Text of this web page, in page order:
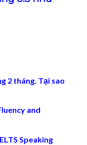
2 tháng. Tại sao
and
Speaking